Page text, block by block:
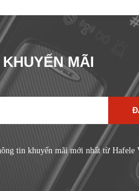
MÃI
tin khuyến mãi mới nhất từ Hafele